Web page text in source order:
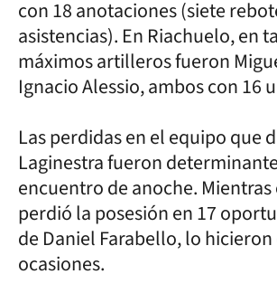
con 18 anotaciones (siete
asistencias). En Riachuelo, en
máximos artilleros fueron
Ignacio Alessio, ambos con 16
Las perdidas en el equipo que
Laginestra fueron
encuentro de anoche.
perdió la posesión en 17
de Daniel Farabello, lo
ocasiones.